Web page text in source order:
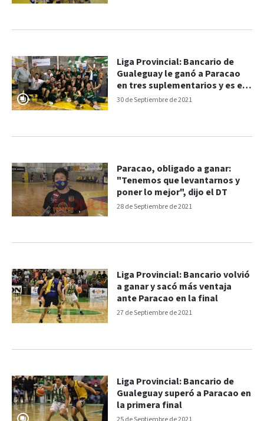
30 de Septiembre de 2021
Liga Provincial: Bancario de
Gualeguay le ganó a Paracao
en tres suplementarios y es el
campeón
28 de Septiembre de 2021
Paracao, obligado a ganar:
"Tenemos que levantarnos y
poner lo mejor", dijo el DT
27 de Septiembre de 2021
Liga Provincial: Bancario volvió
a ganar y sacó más ventaja
ante Paracao en la final
Liga Provincial: Bancario de
Gualeguay superó a Paracao en
la primera final